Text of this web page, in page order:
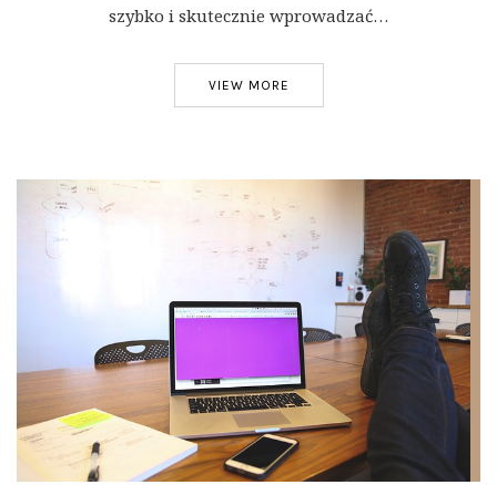
szybko i skutecznie wprowadzać…
VIEW MORE